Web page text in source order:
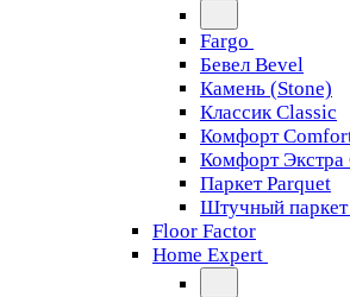
Fargo
Бевел Bevel
Камень (Stone)
Классик Classic
Комфорт
Комфорт
Паркет Parquet
Штучный
Floor Factor
Home Expert